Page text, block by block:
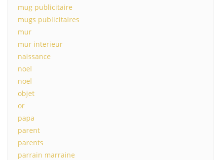
mug publicitaire
mugs publicitaires
mur
mur interieur
naissance
noel
noël
objet
or
papa
parent
parents
parrain marraine